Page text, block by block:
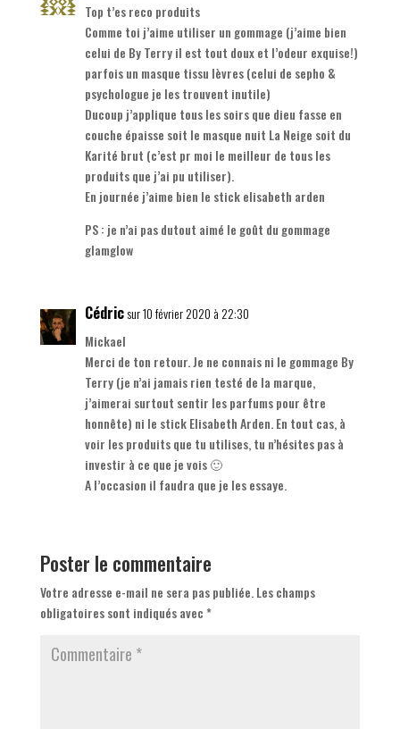
Top t’es reco produits
Comme toi j’aime utiliser un gommage (j’aime bien
celui de By Terry il est tout doux et l’odeur exquise!)
parfois un masque tissu lèvres (celui de sepho &
psychologue je les trouvent inutile)
Ducoup j’applique tous les soirs que dieu fasse en
couche épaisse soit le masque nuit La Neige soit du
Karité brut (c’est pr moi le meilleur de tous les
produits que j’ai pu utiliser).
En journée j’aime bien le stick elisabeth arden
PS : je n’ai pas dutout aimé le goût du gommage
glamglow
Cédricsur 10 février 2020 à 22:30
Mickael
Merci de ton retour. Je ne connais ni le gommage By
Terry (je n’ai jamais rien testé de la marque,
j’aimerai surtout sentir les parfums pour être
honnête) ni le stick Elisabeth Arden. En tout cas, à
voir les produits que tu utilises, tu n’hésites pas à
investir à ce que je vois 🙂
A l’occasion il faudra que je les essaye.
Poster le commentaire
Votre adresse e-mail ne sera pas publiée. Les champs
obligatoires sont indiqués avec*